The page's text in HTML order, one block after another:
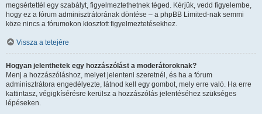
megsértettél egy szabályt, figyelmeztethetnek téged. Kérjük, vedd figyelembe,
hogy ez a fórum adminisztrátorának döntése – a phpBB Limited-nak semmi
köze nincs a fórumokon kiosztott figyelmeztetésekhez.
Vissza a tetejére
Hogyan jelenthetek egy hozzászólást a moderátoroknak?
Menj a hozzászóláshoz, melyet jelenteni szeretnél, és ha a fórum
adminisztrátora engedélyezte, látnod kell egy gombot, mely erre való. Ha erre
kattintasz, végigkísérésre kerülsz a hozzászólás jelentéséhez szükséges
lépéseken.